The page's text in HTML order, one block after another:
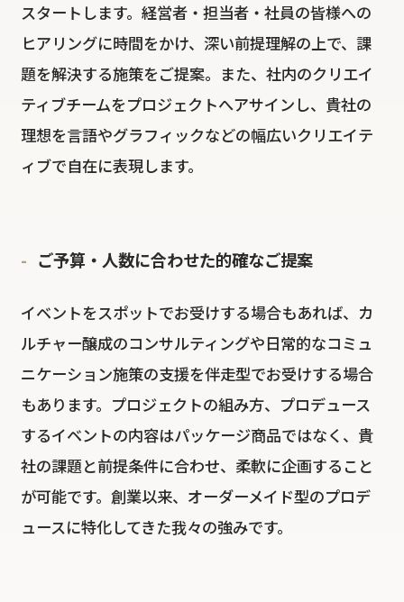
スタートします。経営者・担当者・社員の皆様への
ヒアリングに時間をかけ、深い前提理解の上で、課
題を解決する施策をご提案。また、社内のクリエイ
ティブチームをプロジェクトへアサインし、貴社の
理想を言語やグラフィックなどの幅広いクリエイテ
ィブで自在に表現します。
ご予算・人数に合わせた的確なご提案
イベントをスポットでお受けする場合もあれば、カ
ルチャー醸成のコンサルティングや日常的なコミュ
ニケーション施策の支援を伴走型でお受けする場合
もあります。プロジェクトの組み方、プロデュース
するイベントの内容はパッケージ商品ではなく、貴
社の課題と前提条件に合わせ、柔軟に企画すること
が可能です。創業以来、オーダーメイド型のプロデ
ュースに特化してきた我々の強みです。